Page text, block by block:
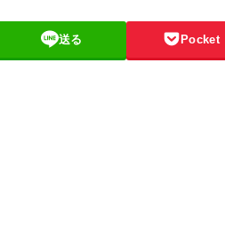
送る Pocket